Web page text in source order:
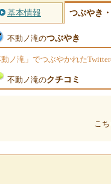
基本情報 つぶやき
不動ノ滝のつぶやき
動ノ滝」でつぶやかれた
不動ノ滝のクチコミ
こ